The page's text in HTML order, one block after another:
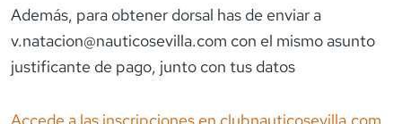
Además, para obtener dorsal has de enviar a
v.natacion@nauticosevilla.com con el mismo asunto
justificante de pago, junto con tus datos
Accede a las inscripciones en clubnauticosevilla.com